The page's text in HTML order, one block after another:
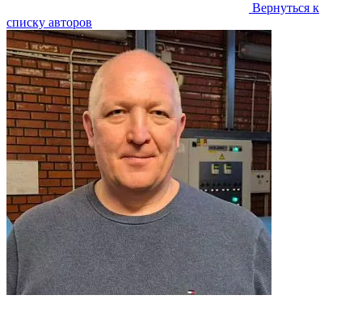
Вернуться к
списку авторов